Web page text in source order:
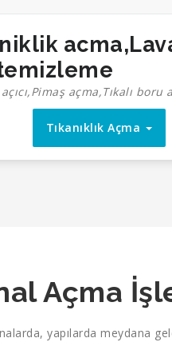
açma,Tıkalı
Tıkanıklık Açma
Açma
yapılarda meydana